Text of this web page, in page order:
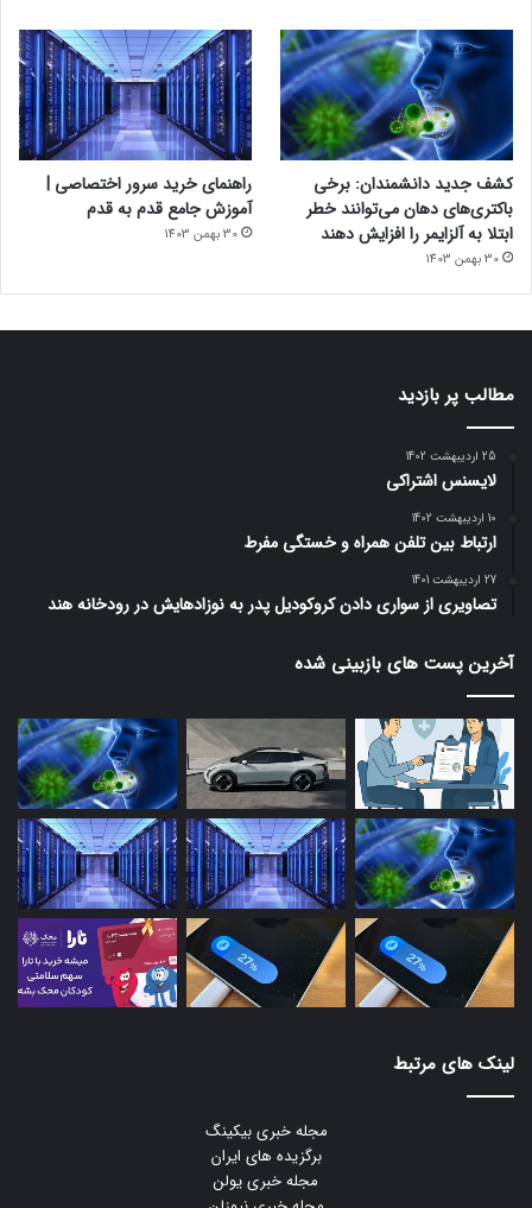
کشف جدید دانشمندان: برخی
باکتری‌های دهان می‌توانند خطر
ابتلا به آلزایمر را افزایش دهند
30 بهمن 1403
راهنمای خرید سرور اختصاصی |
آموزش جامع قدم به قدم
30 بهمن 1403
مطالب پر بازدید
25 اردیبهشت 1402
لایسنس اشتراکی
10 اردیبهشت 1402
ارتباط بین تلفن همراه و خستگی مفرط
27 اردیبهشت 1401
تصاویری از سواری دادن کروکودیل پدر به نوزادهایش در رودخانه هند
آخرین پست های بازبینی شده
لینک های مرتبط
مجله خبری بیکینگ
برگزیده های ایران
مجله خبری یولن